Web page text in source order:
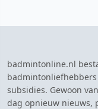
badmintonline.nl
subsidies. Gewoon
dag opnieuw nieuws,